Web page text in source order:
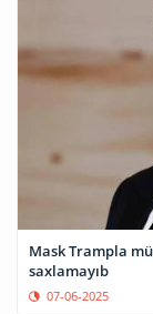
Mask Trampla
saxlamayıb
07-06-2025